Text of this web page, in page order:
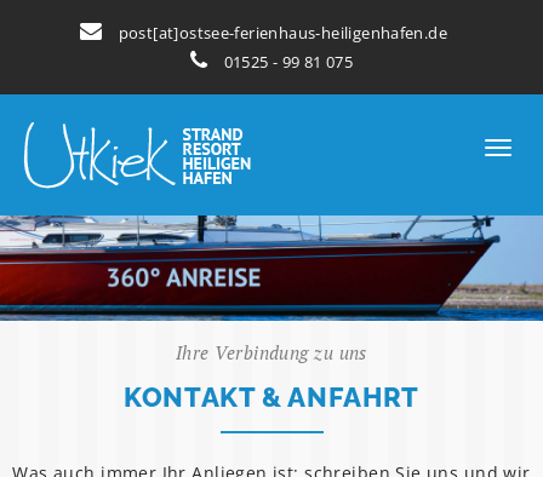
post[at]ostsee-ferienhaus-heiligenhafen.de
01525 - 99 81 075
Ihre Verbindung zu uns
KONTAKT & ANFAHRT